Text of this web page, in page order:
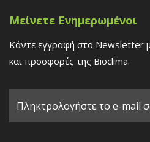
Μείνετε Ενημερωμένοι
Κάντε εγγραφή στο Newsletter
και προσφορές της Bioclima.